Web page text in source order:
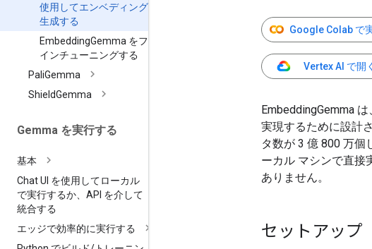
使用してエンベディングを
生成する
EmbeddingGemma をファ
インチューニングする
PaliGemma
ShieldGemma
Gemma を実行する
基本
Chat UI を使用してローカル
で実行するか、API を介して
統合する
エッジで効率的に実行する
Google Colab で
Vertex AI で開く
EmbeddingGemma
実現するために設計
タ数が 3 億 800 万個
ーカル マシンで直接
ありません。
セットアップ